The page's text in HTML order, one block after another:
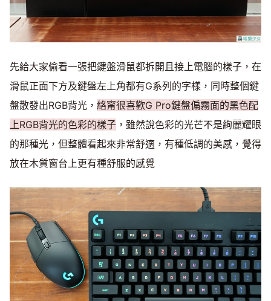
先給大家偷看一張把鍵盤滑鼠都拆開且接上電腦的樣子，在
滑鼠正面下方及鍵盤左上角都有G系列的字樣，同時整個鍵
盤散發出RGB背光， 絡甯很喜歡G Pro鍵盤偏霧面的黑色配
上RGB背光的色彩的樣子 ，雖然說色彩的光芒不是絢麗耀眼
的那種光，但整體看起來非常舒適，有種低調的美感，覺得
放在木質窗台上更有種舒服的感覺